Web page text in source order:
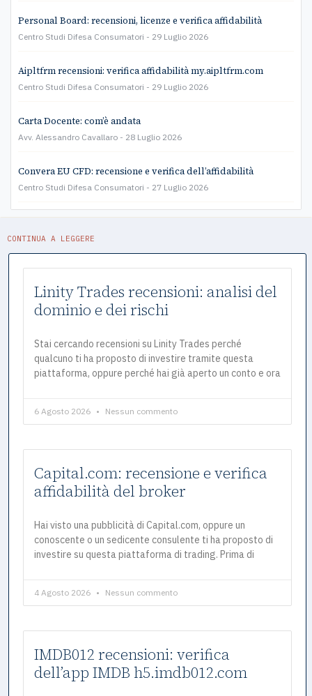
Personal Board: recensioni, licenze e verifica affidabilità
Centro Studi Difesa Consumatori 29 Luglio 2026
Aipltfrm recensioni: verifica affidabilità my.aipltfrm.com
Centro Studi Difesa Consumatori 29 Luglio 2026
Carta Docente: com’è andata
Avv. Alessandro Cavallaro 28 Luglio 2026
Convera EU CFD: recensione e verifica dell’affidabilità
Centro Studi Difesa Consumatori 27 Luglio 2026
CONTINUA A LEGGERE
Linity Trades recensioni: analisi del
dominio e dei rischi
Stai cercando recensioni su Linity Trades perché
qualcuno ti ha proposto di investire tramite questa
piattaforma, oppure perché hai già aperto un conto e ora
6 Agosto 2026 Nessun commento
Capital.com: recensione e verifica
affidabilità del broker
Hai visto una pubblicità di Capital.com, oppure un
conoscente o un sedicente consulente ti ha proposto di
investire su questa piattaforma di trading. Prima di
4 Agosto 2026 Nessun commento
IMDB012 recensioni: verifica
dell’app IMDB h5.imdb012.com